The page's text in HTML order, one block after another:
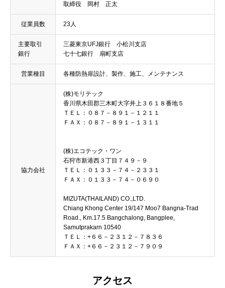
取締役 岡村 正太
従業員数 23人
主要取引
銀行
三菱東京UFJ銀行 小松川支店
七十七銀行 扇町支店
営業種目 各種防熱扉設計、製作、施工、メンテナンス
協力会社
(株)モリテック
香川県木田郡三木町大字井上３６１８番地５
ＴＥＬ：０８７－８９１－１２１１
ＦＡＸ：０８７－８９１－１３１１
(株)エコテック・ワン
石狩市新港西３丁目７４９－９
ＴＥＬ：０１３３－７４－２３３１
ＦＡＸ：０１３３－７４－０６９０
MIZUTA(THAILAND) CO.,LTD.
Chiang Khong Center 19/147 Moo7 Bangna-Trad
Road., Km.17.5 Bangchalong, Bangplee,
Samutprakarn 10540
ＴＥＬ：+６６－２３１２－７８３６
ＦＡＸ：+６６－２３１２－７９０９
アクセス